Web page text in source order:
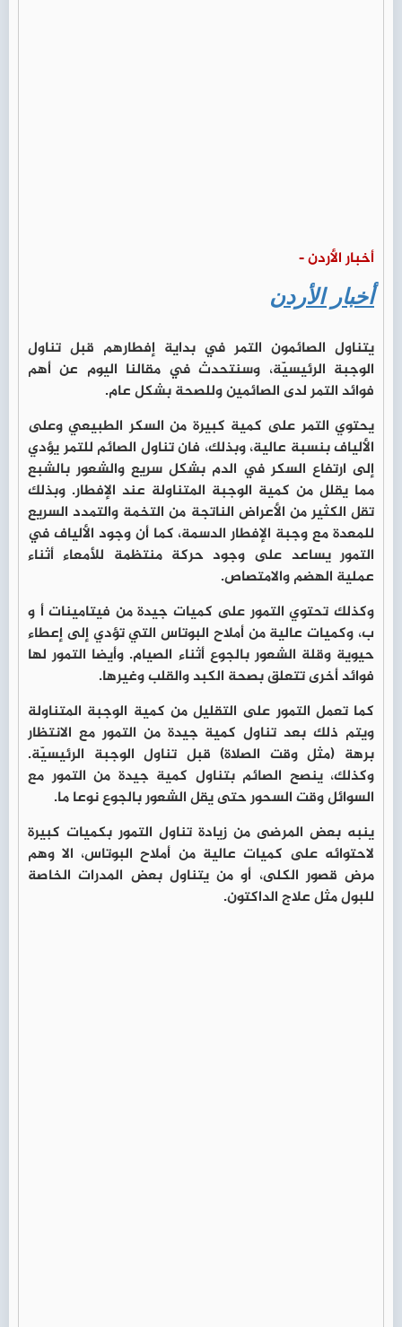
أخبار الأردن -
أخبار الأردن
يتناول الصائمون التمر في بداية إفطارهم قبل تناول
الوجبة الرئيسيّة، وسنتحدث في مقالنا اليوم عن أهم
فوائد التمر لدى الصائمين وللصحة بشكل عام.
يحتوي التمر على كمية كبيرة من السكر الطبيعي وعلى
الألياف بنسبة عالية، وبذلك، فان تناول الصائم للتمر يؤدي
إلى ارتفاع السكر في الدم بشكل سريع والشعور بالشبع
مما يقلل من كمية الوجبة المتناولة عند الإفطار. وبذلك
تقل الكثير من الأعراض الناتجة من التخمة والتمدد السريع
للمعدة مع وجبة الإفطار الدسمة، كما أن وجود الألياف في
التمور يساعد على وجود حركة منتظمة للأمعاء أثناء
عملية الهضم والامتصاص.
وكذلك تحتوي التمور على كميات جيدة من فيتامينات أ و
ب، وكميات عالية من أملاح البوتاس التي تؤدي إلى إعطاء
حيوية وقلة الشعور بالجوع أثناء الصيام. وأيضا التمور لها
فوائد أخرى تتعلق بصحة الكبد والقلب وغيرها.
كما تعمل التمور على التقليل من كمية الوجبة المتناولة
ويتم ذلك بعد تناول كمية جيدة من التمور مع الانتظار
برهة (مثل وقت الصلاة) قبل تناول الوجبة الرئيسيّة.
وكذلك، ينصح الصائم بتناول كمية جيدة من التمور مع
السوائل وقت السحور حتى يقل الشعور بالجوع نوعا ما.
ينبه بعض المرضى من زيادة تناول التمور بكميات كبيرة
لاحتوائه على كميات عالية من أملاح البوتاس، الا وهم
مرض قصور الكلى، أو من يتناول بعض المدرات الخاصة
للبول مثل علاج الداكتون.